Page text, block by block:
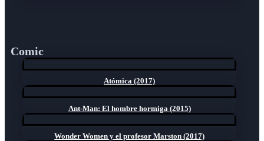
Comic
Atómica (2017)
Ant-Man: El hombre hormiga (2015)
Wonder Women y el profesor Marston (2017)